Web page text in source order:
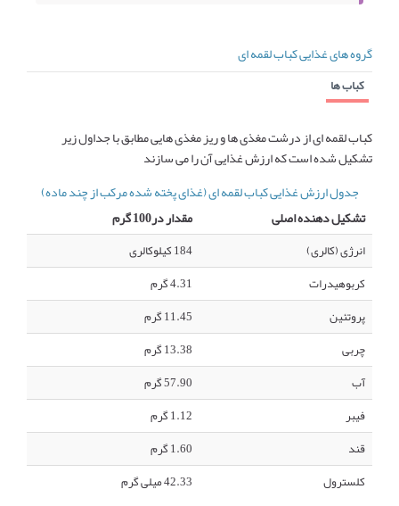
گروه های غذایی کباب لقمه ای
کباب ها
کباب لقمه ای از درشت مغذی ها و ریز مغذی هایی مطابق با جداول زیر
تشکیل شده است که ارزش غذایی آن را می سازند
جدول ارزش غذایی کباب لقمه ای (غذای پخته شده مرکب از چند ماده)
تشکیل دهنده اصلی
مقدار در100 گرم
انرژی (کالری)
184 کیلوکالری
کربوهیدرات
4.31 گرم
پروتئین
11.45 گرم
چربی
13.38 گرم
آب
57.90 گرم
فیبر
1.12 گرم
قند
1.60 گرم
کلسترول
42.33 میلی گرم